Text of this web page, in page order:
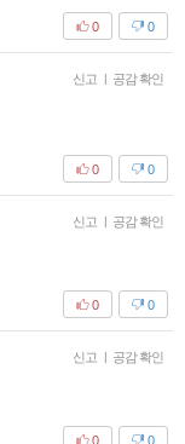
0
0
신고 | 공감 확인
0
0
신고 | 공감 확인
0
0
신고 | 공감 확인
0
0